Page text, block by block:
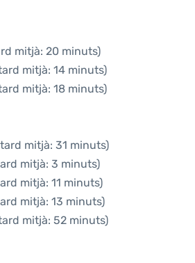
mitjà: 20 minuts)
mitjà: 14 minuts)
mitjà: 18 minuts)
mitjà: 31 minuts)
mitjà: 3 minuts)
mitjà: 11 minuts)
mitjà: 13 minuts)
mitjà: 52 minuts)